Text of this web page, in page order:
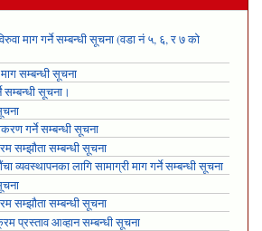
माग गर्ने सम्बन्धी सूचना (वडा नं ५, ६, र ७ को
माग सम्बन्धी सूचना
सूचना।
गर्ने सम्बन्धी सूचना
सम्झौता सम्बन्धी सूचना
व्यवस्थापनका लागि सामाग्री माग गर्ने सम्बन्धी सूचना
सम्झौता सम्बन्धी सूचना
प्रस्ताव आव्हान सम्बन्धी सूचना